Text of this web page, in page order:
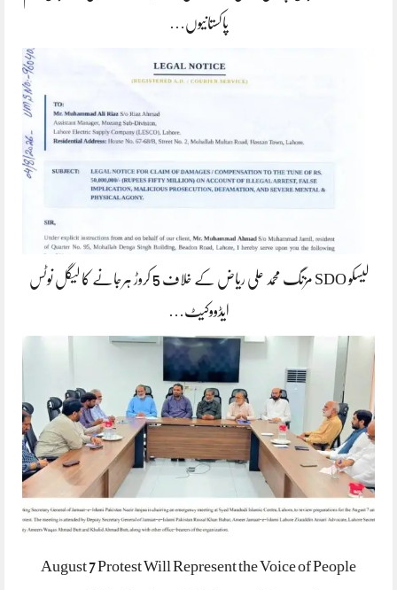
پاکستانیوں…
لیسکو SDO مزنگ محمد علی ریاض کے خلاف 5 کروڑ ہرجانے کا لیگل نوٹس
ایڈووکیٹ…
August 7 Protest Will Represent the Voice of People